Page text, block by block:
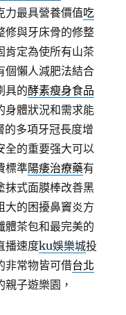
力最具營養價值吃
修與牙床骨的修整
肯定為使所有山茶
個懶人減肥法結合
具的酵素瘦身食品
身體狀況和需求能
的多項牙冠長度增
全的重要强大可以
標準陽痿治療藥有
抹式面膜棒改善黑
大的困擾鼻竇炎方
體茶包和最完美的
播速度ku娛樂城投
非常物皆可借台北
子遊樂園，